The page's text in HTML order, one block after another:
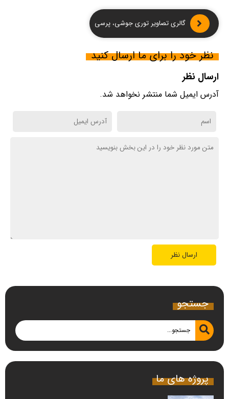
گالری تصاویر توری جوشی، پرسی
نظر خود را برای ما ارسال کنید
ارسال نظر
آدرس ایمیل شما منتشر نخواهد شد.
جستجو
پروژه های ما